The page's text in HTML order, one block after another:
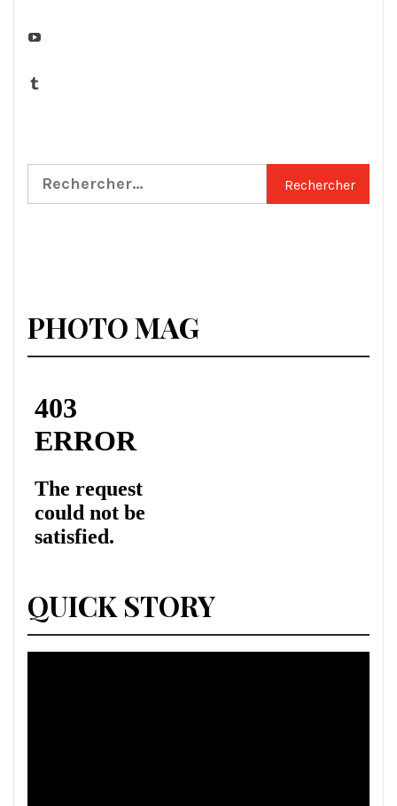
YouTube
Tumblr
Rechercher :
PHOTO MAG
QUICK STORY